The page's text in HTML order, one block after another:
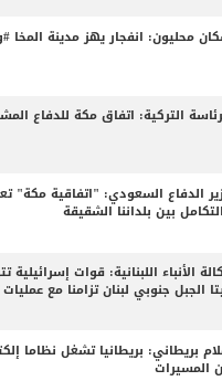
محليون: انفجار يهز مدينة المخا
التركية: اتفاق مكة للدفاع
الدفاع السعودي: "اتفاقية مكة"
بين بلداننا الشقيقة
الأنباء اللبنانية: قوات
الجبل جنوبي لبنان تزامنا مع
بريطاني: بريطانيا تشغل نظاما
المسيرات